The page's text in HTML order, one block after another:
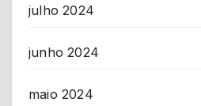
julho 2024
junho 2024
maio 2024